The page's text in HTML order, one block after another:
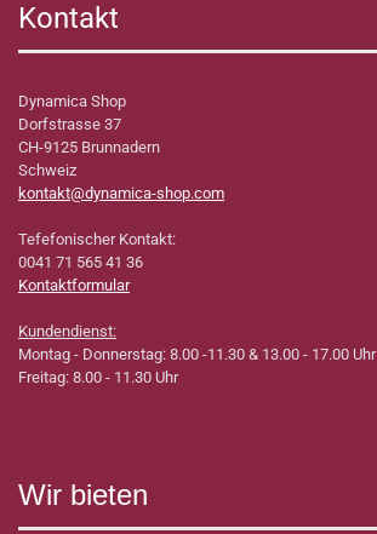
Kontakt
Dynamica Shop
Dorfstrasse 37
CH-9125 Brunnadern
Schweiz
kontakt@dynamica-shop.com
Tefefonischer Kontakt:
0041 71 565 41 36
Kontaktformular
Kundendienst:
Montag - Donnerstag: 8.00 -11.30 & 13.00 - 17.00 Uhr
Freitag: 8.00 - 11.30 Uhr
Wir bieten